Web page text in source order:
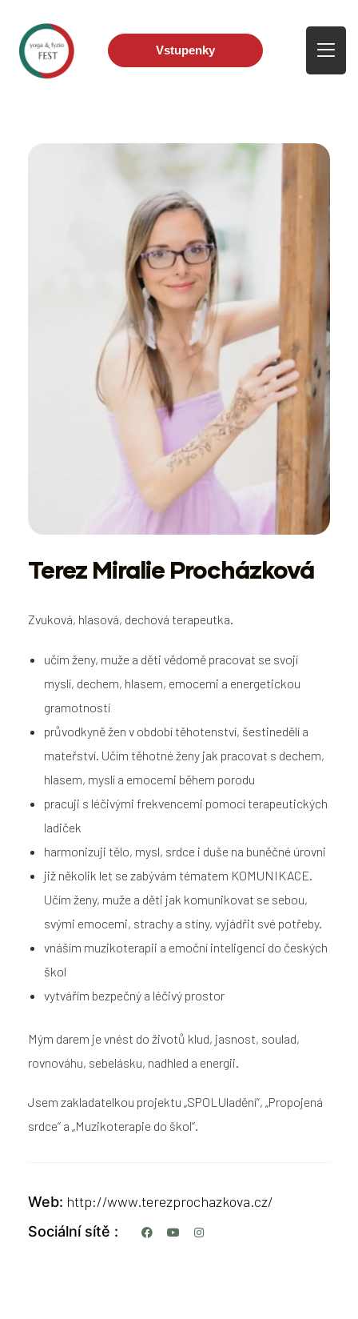
Vstupenky
Terez Miralie Procházková
Zvuková, hlasová, dechová terapeutka.
učím ženy, muže a děti vědomě pracovat se svojí
myslí, dechem, hlasem, emocemi a energetickou
gramotností
průvodkyně žen v období těhotenství, šestinedělí a
mateřství. Učím těhotné ženy jak pracovat s dechem,
hlasem, myslí a emocemi během porodu
pracuji s léčivými frekvencemi pomocí terapeutických
ladiček
harmonizuji tělo, mysl, srdce i duše na buněčné úrovni
již několik let se zabývám tématem KOMUNIKACE.
Učím ženy, muže a děti jak komunikovat se sebou,
svými emocemi, strachy a stíny, vyjádřit své potřeby.
vnáším muzikoterapii a emoční inteligenci do českých
škol
vytvářím bezpečný a léčivý prostor
Mým darem je vnést do životů klud, jasnost, soulad,
rovnováhu, sebelásku, nadhled a energii.
Jsem zakladatelkou projektu „SPOLUladění“, „Propojená
srdce“ a „Muzikoterapie do škol“.
Web http://www.terezprochazkova.cz/
Sociální sítě